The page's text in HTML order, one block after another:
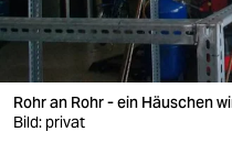
wahrheit
verlag
verlag
Rohr an Rohr - ein Häuschen
Bild: privat